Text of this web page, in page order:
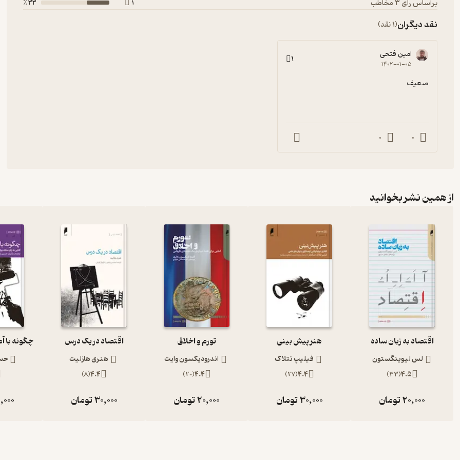
براساس رأی 3 مخاطب 1 33 ٪
نقد دیگران(1 نقد)
امین فتحی
۱۴۰۲-۰۱-۰۵ 1
صعیف
0
0
از همین نشر بخوانید
‫اقتصاد به زبان ساده
لس لیوینگستون‮‬ ‫
4.5
(
33
)
20,000تومان
هنر پیش بینی
فیلیپ تتلاک
4.4
(
27
)
30,000تومان
تورم و اخلاق
اندرودیکسون وایت
4.4
(
20
)
20,000تومان
اقتصاد در یک درس
هنری هازلیت
4.4
(
8
)
30,000تومان
چگونه با